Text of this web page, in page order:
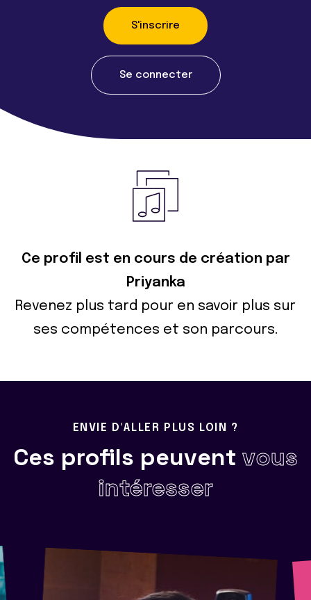
S'inscrire
Se connecter
Ce profil est en cours de création par
Priyanka
Revenez plus tard pour en savoir plus sur
ses compétences et son parcours.
ENVIE D'ALLER PLUS LOIN ?
Ces profils peuvent vous
intéresser